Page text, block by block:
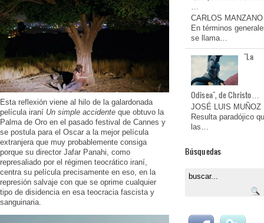
Esta reflexión viene al hilo de la galardonada
película iraní Un simple accidente que obtuvo la
Palma de Oro en el pasado festival de Cannes y
se postula para el Oscar a la mejor película
extranjera que muy probablemente consiga
porque su director Jafar Panahi, como
represaliado por el régimen teocrático iraní,
centra su película precisamente en eso, en la
represión salvaje con que se oprime cualquier
tipo de disidencia en esa teocracia fascista y
sanguinaria.
…
CARLOS MANZANO
En términos
se llama…
"La
Odisea", de Christo…
JOSÉ LUIS MUÑOZ
Resulta paradójico
las…
Búsquedas